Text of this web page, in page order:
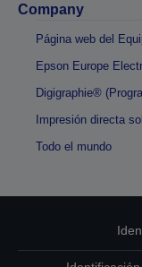
Company
Página web del
Epson Europe
Digigraphie®
Impresión directa
Todo el mundo